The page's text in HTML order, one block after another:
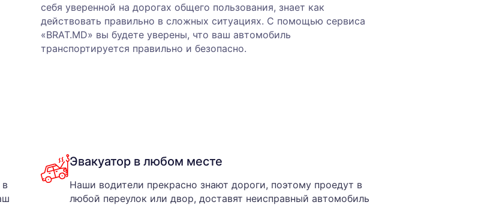
себя уверенной на дорогах общего пользования, знает как
действовать правильно в сложных ситуациях. С помощью сервиса
«BRAT.MD» вы будете уверены, что ваш автомобиль
транспортируется правильно и безопасно.
Эвакуатор в любом месте
Наши водители прекрасно знают дороги, поэтому проедут в
любой переулок или двор, доставят неисправный автомобиль